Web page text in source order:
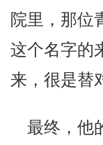
院里，那位
这个名字的
来，很是替
最终，他